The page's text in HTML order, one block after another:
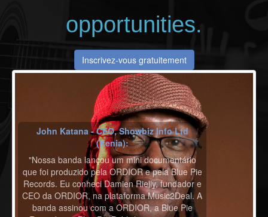
opportunities.
Inscrivez-vous gratuitement
John Katana - CEO, Showbiz Info Ltd
(Kenia):
"Nossa banda lançou um mini documentário
que foi produzido pela ORDIOR e pela Blue Pie
Records. Eu conheci Damien Rielly, fundador e
CEO da ORDIOR, na plataforma Music2Deal. A
banda assinou com a ORDIOR, a Blue Pie